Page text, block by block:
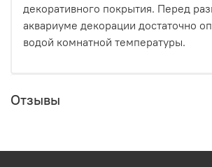
декоративного покрытия. Перед
аквариуме декорации достаточно
водой комнатной температуры.
Отзывы